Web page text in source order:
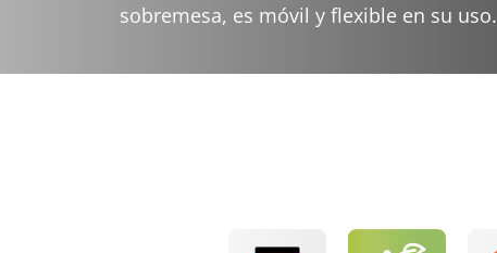
sobremesa, es móvil y flexible en su uso.